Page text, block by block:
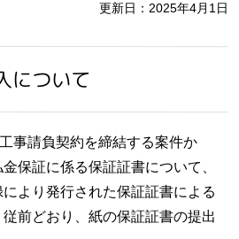
更新日：2025年4月1日
について
事請負契約を締結する案件か
保証に係る保証証書について、
より発行された保証証書による
前どおり、紙の保証証書の提出